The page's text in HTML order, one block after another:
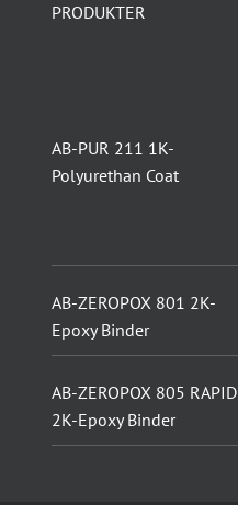
PRODUKTER
AB-PUR 211 1K-
Polyurethan Coat
AB-ZEROPOX 801 2K-
Epoxy Binder
AB-ZEROPOX 805 RAPID
2K-Epoxy Binder